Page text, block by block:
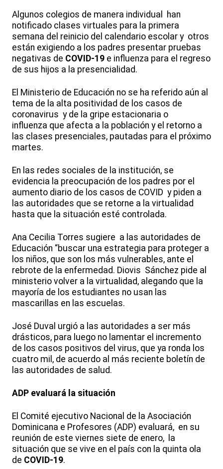
Algunos colegios de manera individual han
notificado clases virtuales para la primera
semana del reinicio del calendario escolar y otros
están exigiendo a los padres presentar pruebas
negativas de COVID-19 e influenza para el regreso
de sus hijos a la presencialidad.
El Ministerio de Educación no se ha referido aún al
tema de la alta positividad de los casos de
coronavirus y de la gripe estacionaria o
influenza que afecta a la población y el retorno a
las clases presenciales, pautadas para el próximo
martes.
En las redes sociales de la institución, se
evidencia la preocupación de los padres por el
aumento diario de los casos de COVID y piden a
las autoridades que se retorne a la virtualidad
hasta que la situación esté controlada.
Ana Cecilia Torres sugiere a las autoridades de
Educación “buscar una estrategia para proteger a
los niños, que son los más vulnerables, ante el
rebrote de la enfermedad. Diovis Sánchez pide al
ministerio volver a la virtualidad, alegando que la
mayoría de los estudiantes no usan las
mascarillas en las escuelas.
José Duval urgió a las autoridades a ser más
drásticos, para luego no lamentar el incremento
de los casos positivos del virus, que ya ronda los
cuatro mil, de acuerdo al más reciente boletín de
las autoridades de salud.
ADP evaluará la situación
El Comité ejecutivo Nacional de la Asociación
Dominicana e Profesores (ADP) evaluará, en su
reunión de este viernes siete de enero, la
situación que se vive en el país con la quinta ola
de COVID-19.